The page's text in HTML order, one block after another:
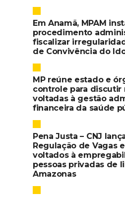
Em Anamã, MPAM
procedimento
fiscalizar
de Convivência do
MP reúne estado e
controle para discutir
voltadas à gestão
financeira da saúde
Pena Justa – CNJ
Regulação de Vagas
voltados à
pessoas privadas de
Amazonas